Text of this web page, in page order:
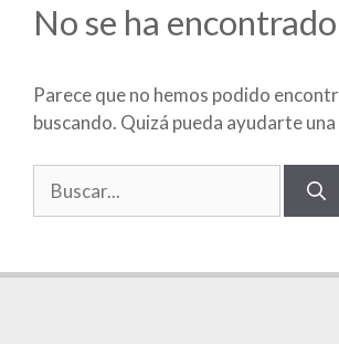
No se ha
Parece que no hemos podido
buscando. Quizá pueda ayudarte